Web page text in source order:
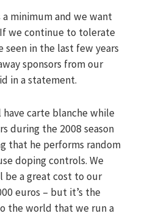
a minimum and we want
we continue to tolerate
seen in the last few years
sponsors from our
in a statement.
have carte blanche while
during the 2008 season
that he performs random
doping controls. We
be a great cost to our
euros – but it’s the
the world that we run a